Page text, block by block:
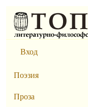
Вход
Поэзия
Проза